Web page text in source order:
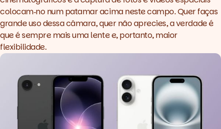
colocam‑no num patamar acima neste campo. Quer faças
grande uso dessa câmara, quer não aprecies, a verdade é
que é sempre mais uma lente e, portanto, maior
flexibilidade.